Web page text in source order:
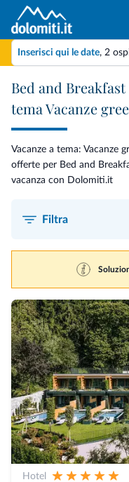
Inserisci qui le date, 2
Bed and
tema Vacanze
Vacanze a tema: Vacanze
offerte per Bed and
vacanza con Dolomiti.it
Filtra
Hotel